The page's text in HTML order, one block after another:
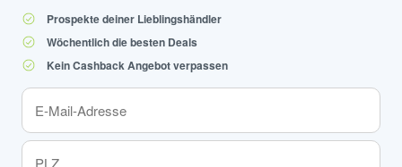
Prospekte deiner Lieblingshändler
Wöchentlich die besten Deals
Kein Cashback Angebot verpassen